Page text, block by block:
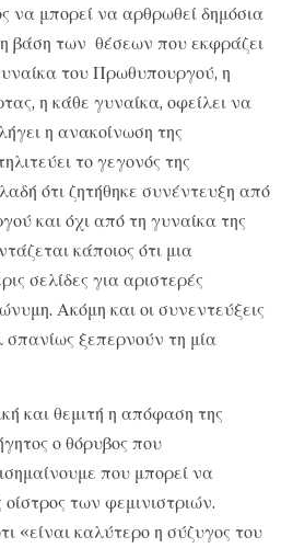
να μπορεί να αρθρωθεί δημόσια
βάση των θέσεων που εκφράζει
του Πρωθυπουργού, η
η κάθε γυναίκα, οφείλει να
η ανακοίνωση της
το γεγονός της
ότι ζητήθηκε συνέντευξη από
και όχι από τη γυναίκα της
κάποιος ότι μια
σελίδες για αριστερές
Ακόμη και οι συνεντεύξεις
ξεπερνούν τη μία
και θεμιτή η απόφαση της
ο θόρυβος που
που μπορεί να
οίστρος των φεμινιστριών.
«είναι καλύτερο η σύζυγος του